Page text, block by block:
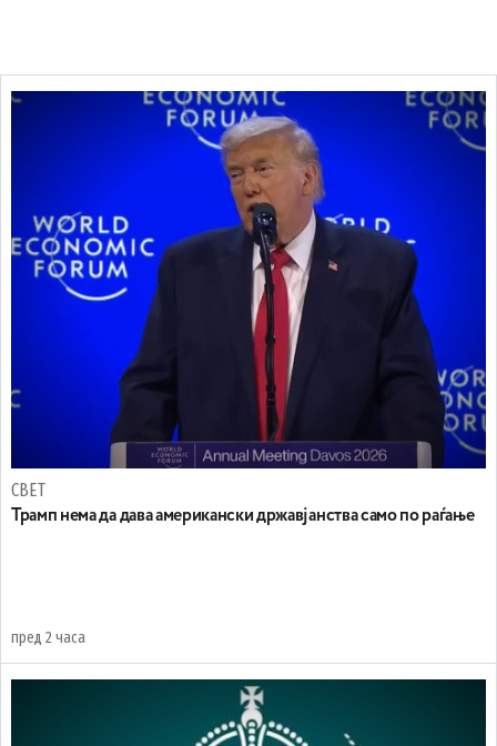
СВЕТ
Трамп нема да дава американски државјанства само по раѓање
пред 2 часа